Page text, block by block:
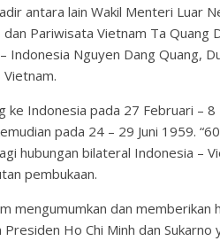
antara lain Wakil Menteri Luar
Pariwisata Vietnam Ta Quang
Indonesia Nguyen Dang Quang,
ke Indonesia pada 27 Februari –
pada 24 – 29 Juni 1959.
hubungan bilateral Indonesia –
pembukaan.
mengumumkan dan
Ho Chi Minh dan